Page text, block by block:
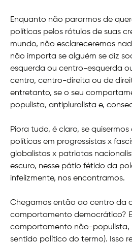
Enquanto não pararmos de
políticas pelos rótulos de suas
mundo, não esclareceremos
não importa se alguém se diz
esquerda ou centro-esquerda
centro, centro-direita ou de
entretanto, se o seu
populista, antipluralista e,
Piora tudo, é claro, se
políticas em progressistas x
globalistas x patriotas
escuro, nesse pátio fétido da
infelizmente, nos encontramos.
Chegamos então ao centro da
comportamento democrático?
comportamento não-populista,
sentido político do termo). Isso